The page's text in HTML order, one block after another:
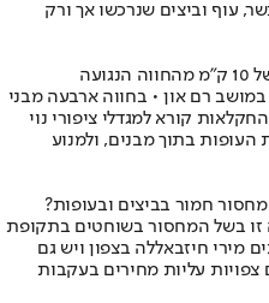
עוף וביצים שנרכשו אך ורק
רם און • בחווה ארבעה מבני
• משרד החקלאות קורא למגדלי ציפורי נוי
העופות בתוך מבנים, ולמנוע
חמור בביצים ובעופות?
זו בשל המחסור בשוחטים בתקופת
מירי חיזבאללה בצפון ויש גם
עליות מחירים בעקבות